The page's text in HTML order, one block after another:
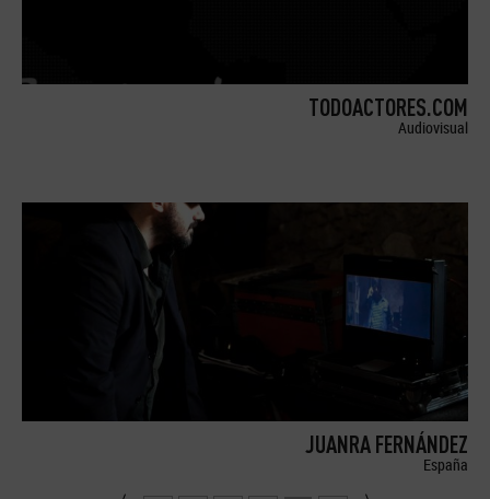
TODOACTORES.COM
Audiovisual
JUANRA FERNÁNDEZ
España